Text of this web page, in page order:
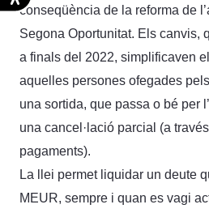
conseqüència de la reforma de
Segona Oportunitat. Els canvis,
a finals del 2022, simplificaven
aquelles persones ofegades
una sortida, que passa o bé per
una cancel·lació parcial (a
pagaments).
La llei permet liquidar un deute
MEUR, sempre i quan es vagi